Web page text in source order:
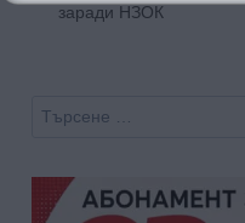
заради НЗОК
Търсене